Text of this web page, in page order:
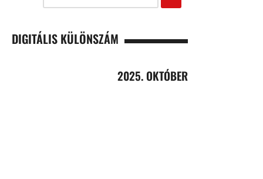
DIGITÁLIS KÜLÖNSZÁM
2025. OKTÓBER